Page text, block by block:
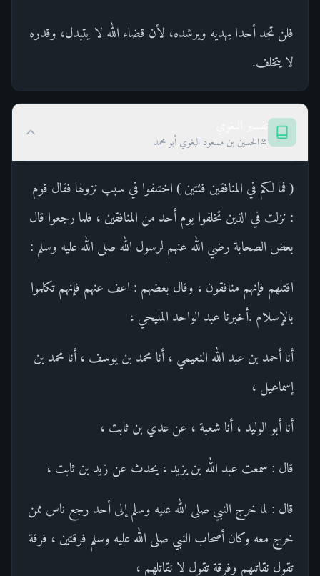
فلن تجد أحدا يهديه ويرشده، لأن قضاء الله لا يتبدل، وقدره
لا يتخلف.
الحسين بن مسعود البغوي أبو محمد
( فما لكم في المنافقين فئتين ) اختلفوا في سبب نزولها فقال قوم
: نزلت في الذين تخلفوا يوم أحد من المنافقين ، فلما رجعوا قال
بعض الصحابة رضي الله عنهم لرسول الله صلى الله عليه وسلم :
اقتلهم فإنهم منافقون ، وقال بعضهم : اعف عنهم فإنهم تكلموا
بالإسلام .أخبرنا عبد الواحد المليحي ،
أنا أحمد بن عبد الله النعيمي ، أنا محمد بن يوسف ، أنا محمد بن
إسماعيل ،
أنا أبو الوليد ، أنا شعبة ، عن عدي بن ثابت ،
قال : سمعت عبد الله بن يزيد ، يحدث عن زيد بن ثابت ،
قال : لما خرج النبي صلى الله عليه وسلم إلى أحد رجع ناس ممن
خرج معه وكان أصحاب النبي صلى الله عليه وسلم فرقتين ، فرقة
تقول نقاتلهم وفرقة تقول لا نقاتلهم ،